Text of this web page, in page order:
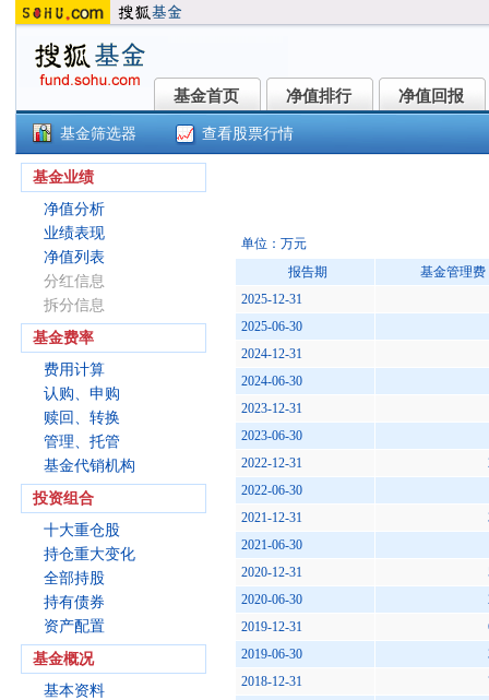
基金首页
基金首页 净值排行
净值排行 净值回报
净值回报
基金筛选器 查看股票行情
基金业绩
净值分析
业绩表现
净值列表
分红信息
拆分信息
基金费率
费用计算
认购、申购
赎回、转换
管理、托管
基金代销机构
投资组合
十大重仓股
持仓重大变化
全部持股
持有债券
资产配置
基金概况
基本资料
单位：万元
报告期
基金管理费
2025-12-31
2025-06-30
2024-12-31
2024-06-30
2023-12-31
2023-06-30
2022-12-31
2022-06-30
2021-12-31
2021-06-30
2020-12-31
2020-06-30
2019-12-31
2019-06-30
2018-12-31